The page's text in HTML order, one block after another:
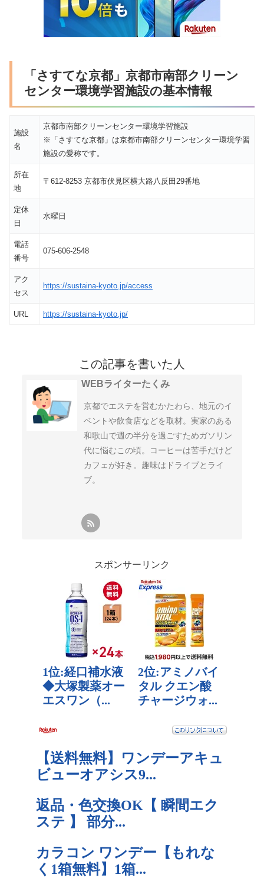
「さすてな京都」京都市南部クリーン
センター環境学習施設の基本情報
施設
名
京都市南部クリーンセンター環境学習施設
※「さすてな京都」は京都市南部クリーンセンター環境学習
施設の愛称です。
所在
地
〒612-8253 京都市伏見区横大路八反田29番地
定休
日
水曜日
電話
番号
075-606-2548
アク
セス
https://sustaina-kyoto.jp/access
URL https://sustaina-kyoto.jp/
この記事を書いた人
WEBライターたくみ
京都でエステを営むかたわら、地元のイ
ベントや飲食店などを取材。実家のある
和歌山で週の半分を過ごすためガソリン
代に悩むこの頃。コーヒーは苦手だけど
カフェが好き。趣味はドライブとライ
ブ。
スポンサーリンク